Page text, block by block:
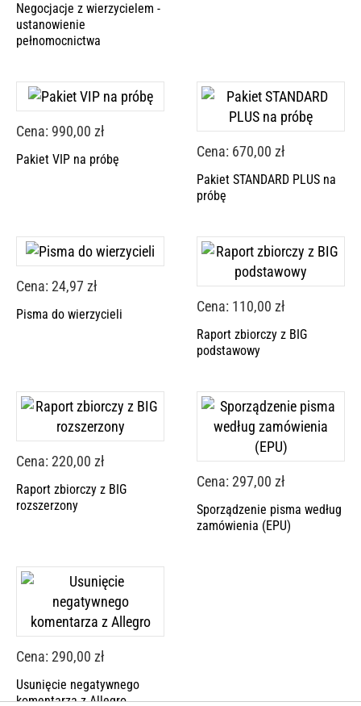
Negocjacje z wierzycielem -
ustanowienie
pełnomocnictwa
Cena: 990,00 zł
Pakiet VIP na próbę Cena: 670,00 zł
Pakiet STANDARD PLUS na
próbę
Cena: 24,97 zł
Pisma do wierzycieli Cena: 110,00 zł
Raport zbiorczy z BIG
podstawowy
Cena: 220,00 zł
Raport zbiorczy z BIG
rozszerzony
Cena: 297,00 zł
Sporządzenie pisma według
zamówienia (EPU)
Cena: 290,00 zł
Usunięcie negatywnego
komentarza z Allegro